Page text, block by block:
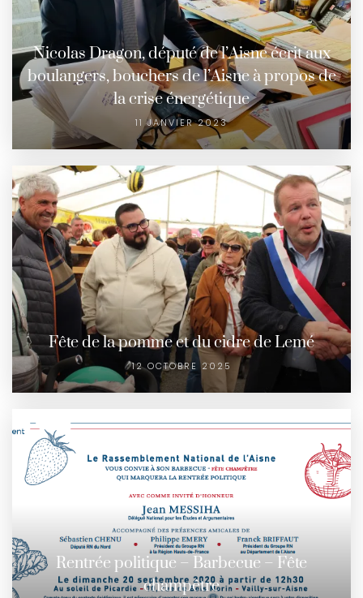
Nicolas Dragon, député de l’Aisne écrit aux
boulangers, bouchers de l’Aisne à propos de
la crise énergétique
11 JANVIER 2023
Fête de la pomme et du cidre de Lemé
12 OCTOBRE 2025
Rentrée politique – Barbecue – Fête
champêtre